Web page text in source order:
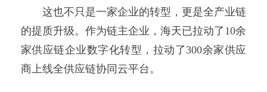
这也不只是一家企业的转型，更是全产业链
的提质升级。作为链主企业，海天已拉动了10余
家供应链企业数字化转型，拉动了300余家供应
商上线全供应链协同云平台。